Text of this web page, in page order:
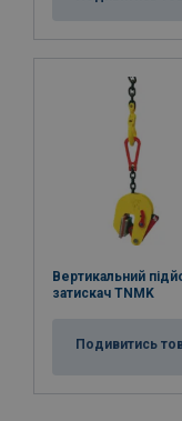
Вертикальний
затискач TNMK
Подивитись